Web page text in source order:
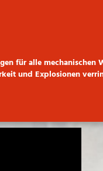
für alle mechanischen
und Explosionen